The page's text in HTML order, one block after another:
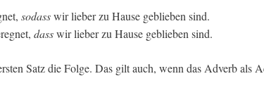
sodasswir lieber zu Hause geblieben sind.
dasswir lieber zu Hause geblieben sind.
Satz die Folge. Das gilt auch, wenn das Adverb als